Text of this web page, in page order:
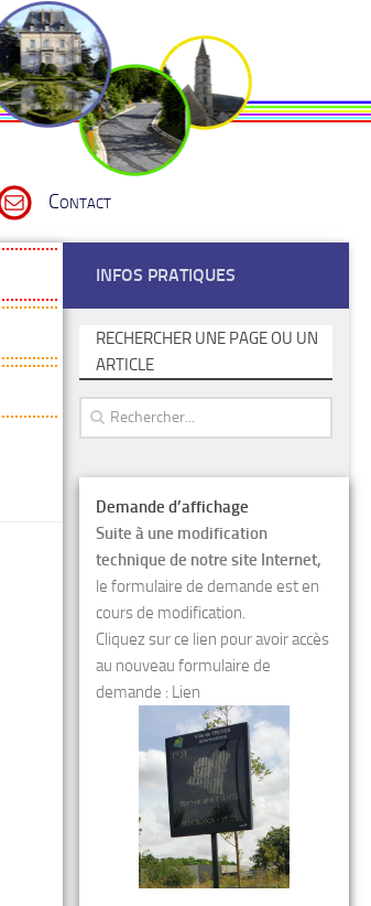
Contact
INFOS PRATIQUES
RECHERCHER UNE PAGE OU UN
ARTICLE
Demande d’affichage
Suite à une modification
technique de notre site Internet,
le formulaire de demande est en
cours de modification.
Cliquez sur ce lien pour avoir accès
au nouveau formulaire de
demande : Lien